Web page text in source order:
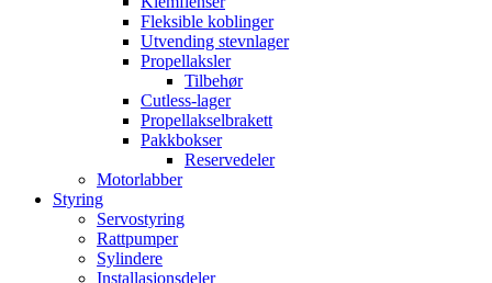
Fleksible koblinger
Utvending stevnlager
Propellaksler
Tilbehør
Cutless-lager
Propellakselbrakett
Pakkbokser
Reservedeler
Motorlabber
Styring
Servostyring
Rattpumper
Sylindere
Installasjonsdeler